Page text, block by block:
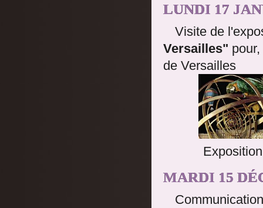
LUNDI 17
Visite de
Versailles"
de Versailles
MARDI 15